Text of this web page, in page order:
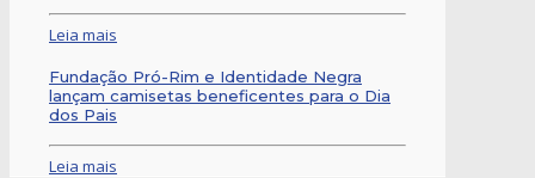
Leia mais
Fundação Pró-Rim e Identidade Negra
lançam camisetas beneficentes para o Dia
dos Pais
Leia mais